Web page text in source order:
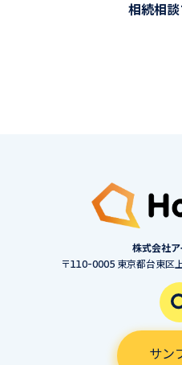
相続相
株式会社
〒110-0005 東京都台東区
サン